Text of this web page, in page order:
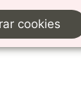
cookies